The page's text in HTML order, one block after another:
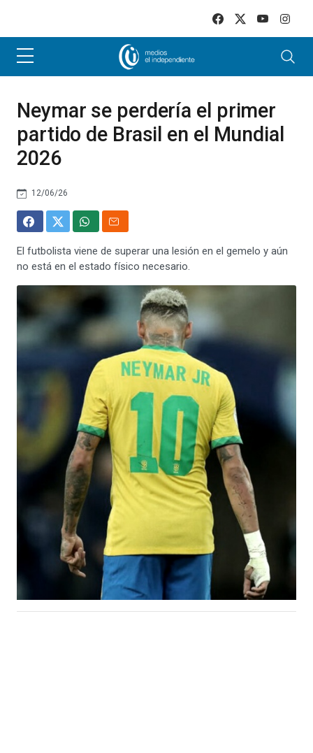
Neymar se perdería el primer
partido de Brasil en el Mundial
2026
12/06/26
El futbolista viene de superar una lesión en el gemelo y aún
no está en el estado físico necesario.